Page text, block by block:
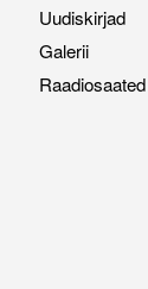
Uudiskirjad
Galerii
Raadiosaated